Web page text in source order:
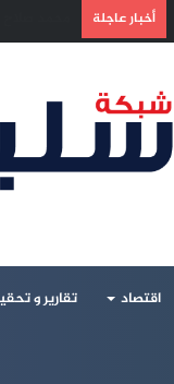
أخبار عاجلة
اقتصاد تقارير و